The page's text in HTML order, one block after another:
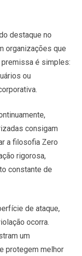
destaque no
organizações que
é simples:
ou
consigam
a filosofia Zero
rigorosa,
constante de
de ataque,
ocorra.
um
protegem melhor